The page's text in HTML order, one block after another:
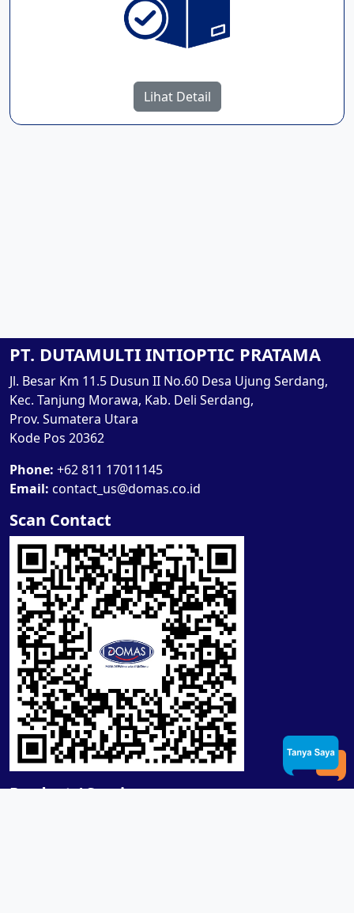
Lihat Detail
PT. DUTAMULTI INTIOPTIC PRATAMA
Jl. Besar Km 11.5 Dusun II No.60 Desa Ujung Serdang,
Kec. Tanjung Morawa, Kab. Deli Serdang,
Prov. Sumatera Utara
Kode Pos 20362
Phone: +62 811 17011145
Email: contact_us@domas.co.id
Scan Contact
Product / Services